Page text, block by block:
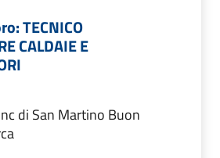
TECNICO
CALDAIE E
di San Martino Buon